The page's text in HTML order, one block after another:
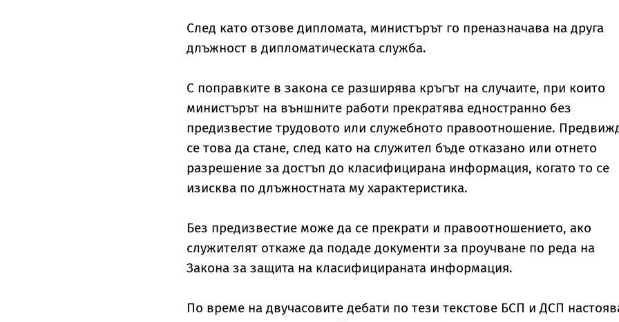
След като отзове дипломата, министърът го преназначава на друга
длъжност в дипломатическата служба.
С поправките в закона се разширява кръгът на случаите, при които
министърът на външните работи прекратява едностранно без
предизвестие трудовото или служебното правоотношение.
се това да стане, след като на служител бъде отказано или отнето
разрешение за достъп до класифицирана информация, когато то се
изисква по длъжностната му характеристика.
Без предизвестие може да се прекрати и правоотношението, ако
служителят откаже да подаде документи за проучване по реда на
Закона за защита на класифицираната информация.
По време на двучасовите дебати по тези текстове БСП и ДСП